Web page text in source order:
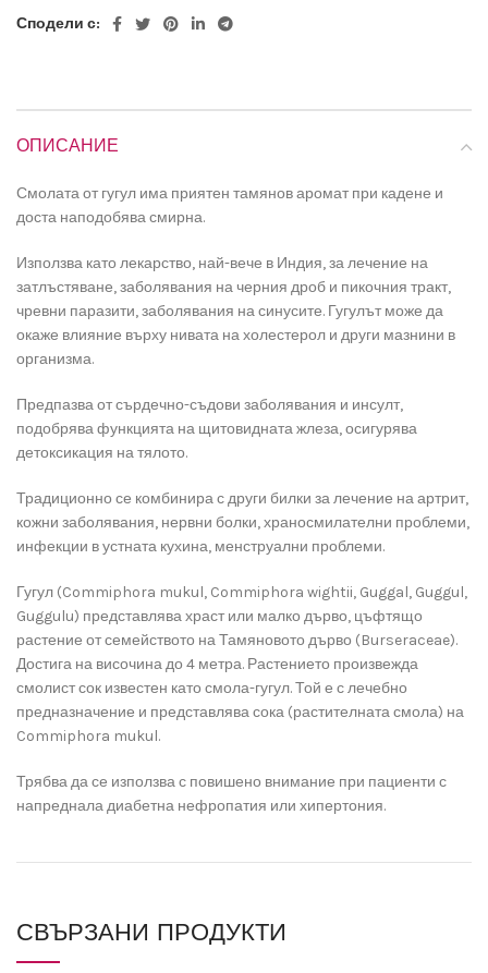
Сподели с:
ОПИСАНИЕ
Смолата от гугул има приятен тамянов аромат при кадене и
доста наподобява смирна.
Използва като лекарство, най-вече в Индия, за лечение на
затлъстяване, заболявания на черния дроб и пикочния тракт,
чревни паразити, заболявания на синусите. Гугулът може да
окаже влияние върху нивата на холестерол и други мазнини в
организма.
Предпазва от сърдечно-съдови заболявания и инсулт,
подобрява функцията на щитовидната жлеза, осигурява
детоксикация на тялото.
Традиционно се комбинира с други билки за лечение на артрит,
кожни заболявания, нервни болки, храносмилателни проблеми,
инфекции в устната кухина, менструални проблеми.
Гугул (Commiphora mukul, Commiphora wightii, Guggal, Guggul,
Guggulu) представлява храст или малко дърво, цъфтящо
растение от семейството на Тамяновото дърво (Burseraceae).
Достига на височина до 4 метра. Растението произвежда
смолист сок известен като смола-гугул. Той е с лечебно
предназначение и представлява сока (растителната смола) на
Commiphora mukul.
Трябва да се използва с повишено внимание при пациенти с
напреднала диабетна нефропатия или хипертония.
СВЪРЗАНИ ПРОДУКТИ